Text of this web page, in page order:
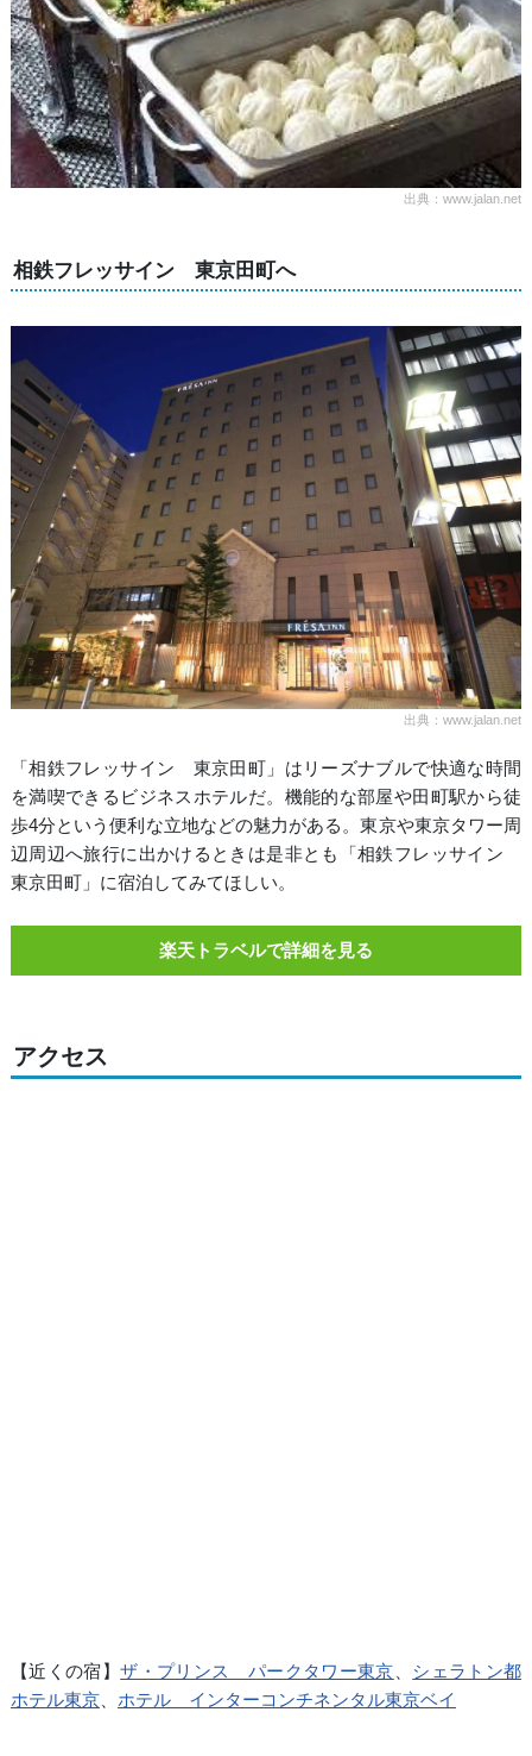
出典：www.jalan.net
相鉄フレッサイン 東京田町へ
出典：www.jalan.net
「相鉄フレッサイン 東京田町」はリーズナブルで快適な時間
を満喫できるビジネスホテルだ。機能的な部屋や田町駅から徒
歩4分という便利な立地などの魅力がある。東京や東京タワー周
辺周辺へ旅行に出かけるときは是非とも「相鉄フレッサイン
東京田町」に宿泊してみてほしい。
楽天トラベルで詳細を見る
アクセス
【近くの宿】ザ・プリンス パークタワー東京
シェラトン都
ホテル東京、 ホテル インターコンチネンタル東京ベイ